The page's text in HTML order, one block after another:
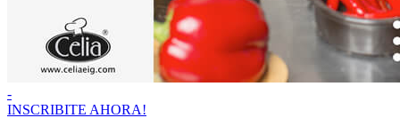
-
INSCRIBITE AHORA!